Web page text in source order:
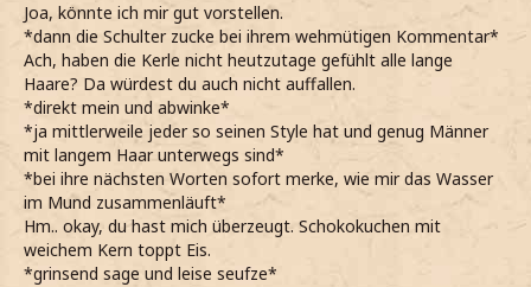
Joa, könnte ich mir gut vorstellen.
*dann die Schulter zucke bei ihrem wehmütigen Kommentar*
Ach, haben die Kerle nicht heutzutage gefühlt alle lange
Haare? Da würdest du auch nicht auffallen.
*direkt mein und abwinke*
*ja mittlerweile jeder so seinen Style hat und genug Männer
mit langem Haar unterwegs sind*
*bei ihre nächsten Worten sofort merke, wie mir das Wasser
im Mund zusammenläuft*
Hm.. okay, du hast mich überzeugt. Schokokuchen mit
weichem Kern toppt Eis.
*grinsend sage und leise seufze*